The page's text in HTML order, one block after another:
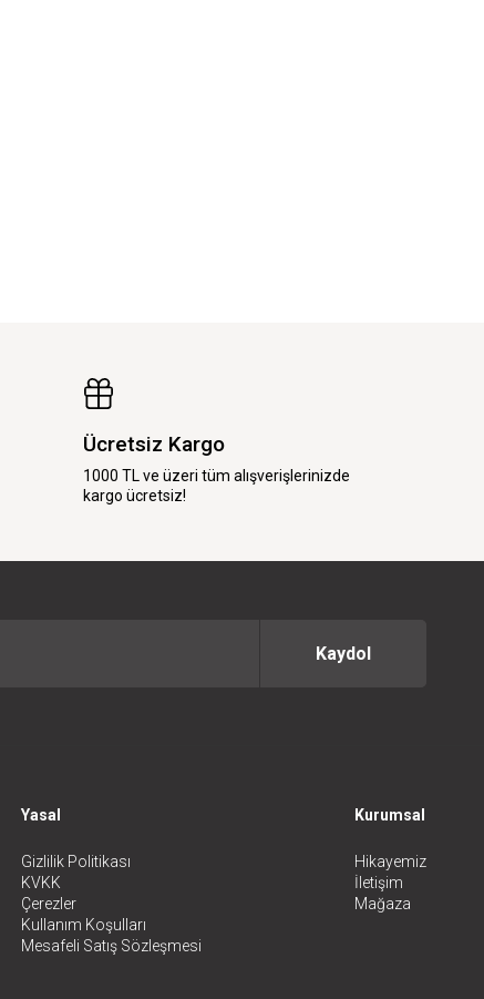
Ücretsiz Kargo
1000 TL ve üzeri tüm alışverişlerinizde
kargo ücretsiz!
Kaydol
Yasal
Gizlilik Politikası
KVKK
Çerezler
Kullanım Koşulları
Mesafeli Satış Sözleşmesi
Kurumsal
Hikayemiz
İletişim
Mağaza